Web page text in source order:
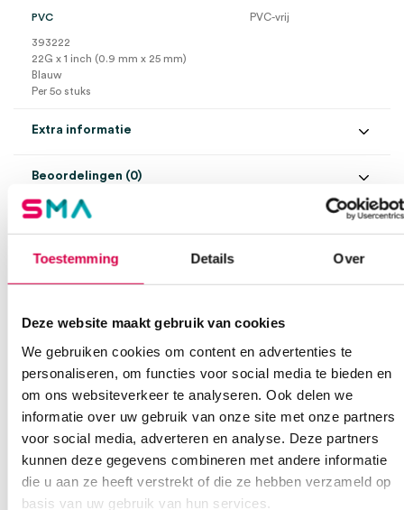
Toestemming Details Over
Deze website maakt gebruik van cookies
We gebruiken cookies om content en advertenties te
personaliseren, om functies voor social media te bieden en
om ons websiteverkeer te analyseren. Ook delen we
informatie over uw gebruik van onze site met onze partners
voor social media, adverteren en analyse. Deze partners
kunnen deze gegevens combineren met andere informatie
die u aan ze heeft verstrekt of die ze hebben verzameld op
basis van uw gebruik van hun services.
PVC PVC-vrij
393222
22G x 1 inch (0.9 mm x 25 mm)
Blauw
Per 5o stuks
Extra informatie
Aansluiting
Naald 0.9mm x 25mm, 22G
Kleur blauw
Beoordelingen (0)
Beoordelingen
Er zijn nog geen beoordelingen.
Wees de eerste om “BD Venflon Pro Safety infuusnaalden, 22G,
0.9mm x 25mm, blauw (50)” te beoordelen
Je moetingelogd zijnom een beoordeling te plaatsen.
Waarom Medische Artikelen?
Vaste klanten, vaste korting
Geen klein order toeslag vanaf €75 bestelwaarde
We scoren een gemiddelde van 7.7! (10 beoordelingen)
Klantenservice